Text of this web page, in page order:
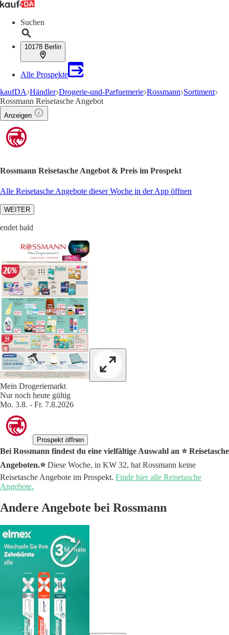
Suchen
10178 Berlin
Alle Prospekte
kaufDA Händler Drogerie-und-Parfuemerie Rossmann Sortiment
Rossmann Reisetasche Angebot
Anzeigen
Rossmann Reisetasche Angebot & Preis im Prospekt
Alle Reisetasche Angebote dieser Woche in der App öffnen
WEITER
endet bald
Mein Drogeriemarkt
Nur noch heute gültig
Mo. 3.8. - Fr. 7.8.2026
Prospekt öffnen
Bei Rossmann findest du eine vielfältige Auswahl an ⭐️ Reisetasche
Angeboten.⭐️Diese Woche, in KW 32, hat Rossmann keine
Reisetasche Angebote im Prospekt. Finde hier alle Reisetasche
Angebote.
Andere Angebote bei Rossmann